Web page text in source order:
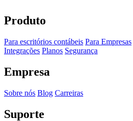
Produto
Para escritórios contábeis Para Empresas
Integrações Planos Segurança
Empresa
Sobre nós Blog Carreiras
Suporte